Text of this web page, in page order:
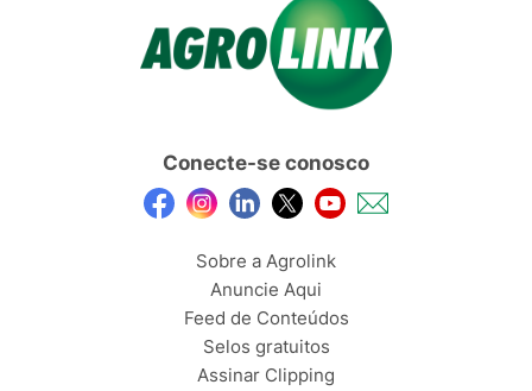
Conecte-se conosco
Sobre a Agrolink
Anuncie Aqui
Feed de Conteúdos
Selos gratuitos
Assinar Clipping